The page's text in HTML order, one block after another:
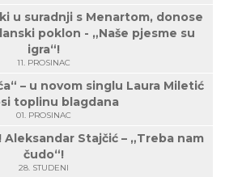
u suradnji s Menartom, donose
poklon - „Naše pjesme su
igra“!
11. PROSINAC
– u novom singlu Laura Miletić
toplinu blagdana
01. PROSINAC
Aleksandar Stajčić – „Treba nam
čudo“!
28. STUDENI